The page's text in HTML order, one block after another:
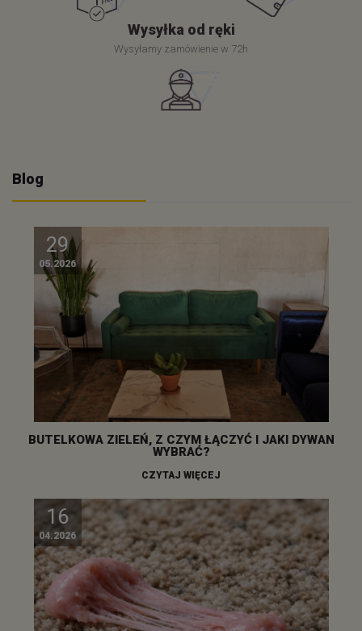
Wysyłka od ręki
Wysyłamy zamówienie w 72h
Blog
29
05.2026
BUTELKOWA ZIELEŃ, Z CZYM ŁĄCZYĆ I JAKI DYWAN
WYBRAĆ?
CZYTAJ WIĘCEJ
16
04.2026